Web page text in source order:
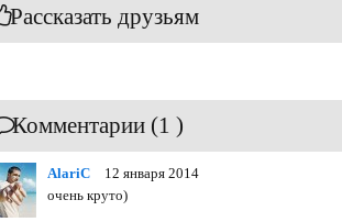
Рассказать друзьям
Комментарии (1 )
AlariC
12 января 2014
очень круто)